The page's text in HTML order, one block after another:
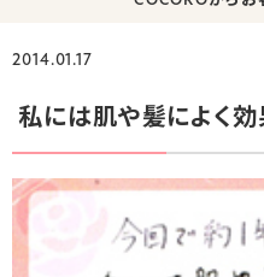
2014.01.17
私には肌や髪によく